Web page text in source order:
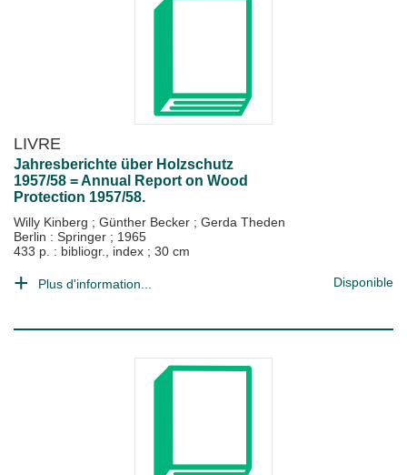
LIVRE
Jahresberichte über Holzschutz
1957/58 = Annual Report on Wood
Protection 1957/58.
Willy Kinberg ; Günther Becker ; Gerda Theden
Berlin : Springer ; 1965
433 p. : bibliogr., index ; 30 cm
Plus d'information... Disponible